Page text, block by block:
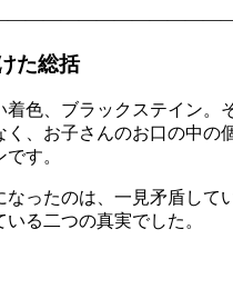
た総括
着色、ブラックステイン。
く、お子さんのお口の中の
す。
ったのは、一見矛盾して
る二つの真実でした。